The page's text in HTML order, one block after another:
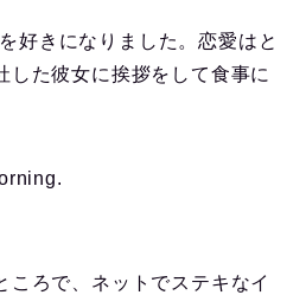
好きになりました。恋愛はと
した彼女に挨拶をして食事に
ろで、ネットでステキなイ